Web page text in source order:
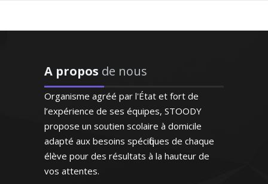
Ma fille a augmenté sa
troisième trimestre. Je
chose avec mon fils à la
rentrée de septembre avec
bien entendu la même
enseignante !"
Madame B.S (Villeneuve d'Ascq,
élève en classe de troisième)
grande expérience en tant que
professeur de cours particuliers à
domicile. Du lycée et jusqu'aux classes
préparatoires, j’assure des cours de
mathématiques adaptés aux besoins et
aux spécificités de chaque élève
A propos de nous
Organisme agréé par l'État et fort de
l’expérience de ses équipes, STOODY
propose un soutien scolaire à domicile
adapté aux besoins spécifiques de chaque
élève pour des résultats à la hauteur de
vos attentes.